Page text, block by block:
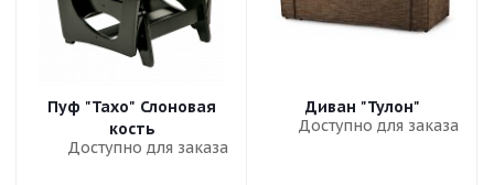
Пуф "Тахо" Слоновая
кость
Доступно для заказа
Диван "Тулон"
Доступно для заказа